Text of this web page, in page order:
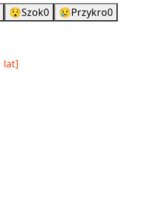
😯Szok0 😢Przykro0